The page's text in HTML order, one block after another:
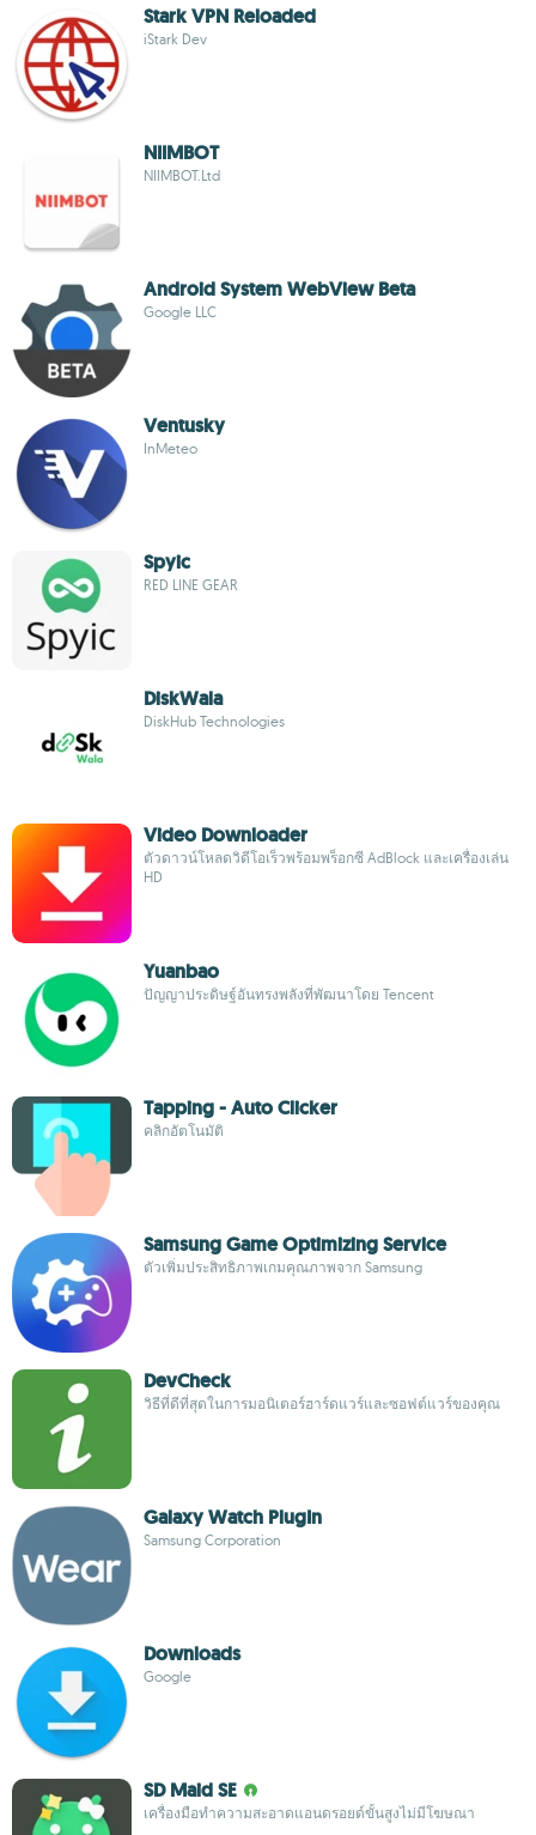
Stark VPN Reloaded
iStark Dev
NIIMBOT
NIIMBOT.Ltd
Android System WebView Beta
Google LLC
Ventusky
InMeteo
Spyic
RED LINE GEAR
DiskWala
DiskHub Technologies
Video Downloader
ตัวดาวน์โหลดวิดีโอเร็วพร้อมพร็อกซี AdBlock และเครื่องเล่น
HD
Yuanbao
ปัญญาประดิษฐ์อันทรงพลังที่พัฒนาโดย Tencent
Tapping - Auto Clicker
คลิกอัตโนมัติ
Samsung Game Optimizing Service
ตัวเพิ่มประสิทธิภาพเกมคุณภาพจาก Samsung
DevCheck
วิธีที่ดีที่สุดในการมอนิเตอร์ฮาร์ดแวร์และซอฟต์แวร์ของคุณ
Galaxy Watch PlugIn
Samsung Corporation
Downloads
Google
SD Maid SE
เครื่องมือทำความสะอาดแอนดรอยด์ขั้นสูงไม่มีโฆษณา